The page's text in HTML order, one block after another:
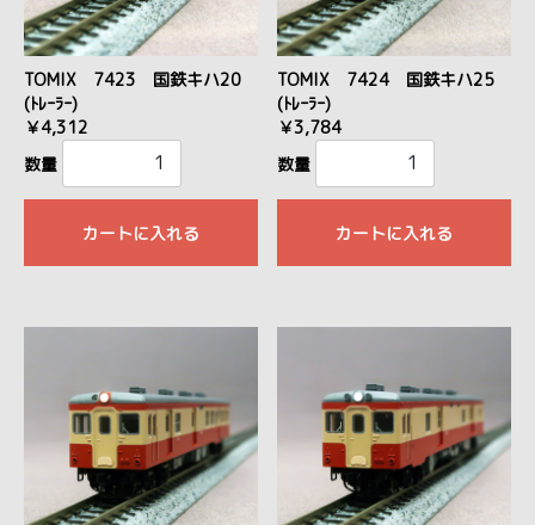
TOMIX 7423 国鉄キハ20
(ﾄﾚｰﾗｰ)
￥4,312
数量
カートに入れる
TOMIX 7424 国鉄キハ25
(ﾄﾚｰﾗｰ)
￥3,784
数量
カートに入れる